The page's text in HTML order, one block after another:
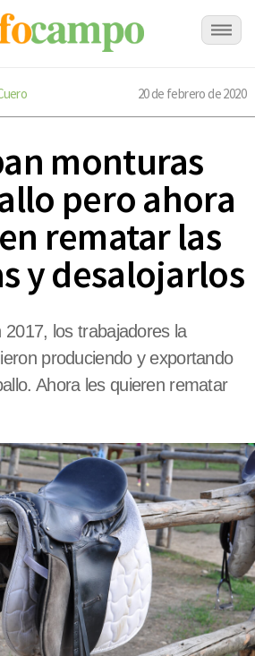
20 de febrero de 2020
monturas
pero ahora
rematar las
y desalojarlos
los trabajadores la
produciendo y exportando
Ahora les quieren rematar